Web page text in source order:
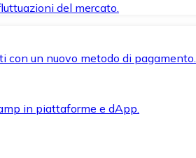
del mercato.
un nuovo metodo di pagamento.
in piattaforme e dApp.